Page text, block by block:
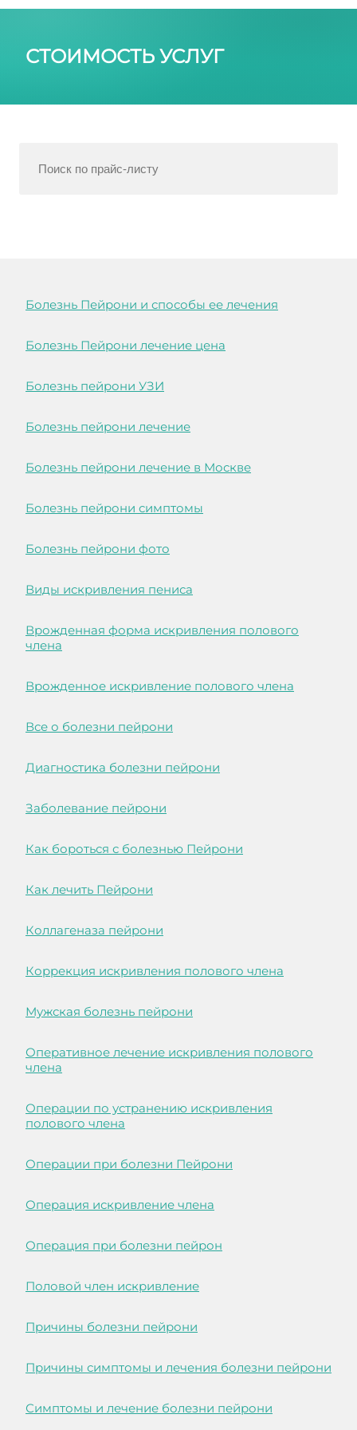
СТОИМОСТЬ УСЛУГ
Болезнь Пейрони и способы ее лечения
Болезнь Пейрони лечение цена
Болезнь пейрони УЗИ
Болезнь пейрони лечение
Болезнь пейрони лечение в Москве
Болезнь пейрони симптомы
Болезнь пейрони фото
Виды искривления пениса
Врожденная форма искривления полового
члена
Врожденное искривление полового члена
Все о болезни пейрони
Диагностика болезни пейрони
Заболевание пейрони
Как бороться с болезнью Пейрони
Как лечить Пейрони
Коллагеназа пейрони
Коррекция искривления полового члена
Мужская болезнь пейрони
Оперативное лечение искривления полового
члена
Операции по устранению искривления
полового члена
Операции при болезни Пейрони
Операция искривление члена
Операция при болезни пейрон
Половой член искривление
Причины болезни пейрони
Причины симптомы и лечения болезни пейрони
Симптомы и лечение болезни пейрони